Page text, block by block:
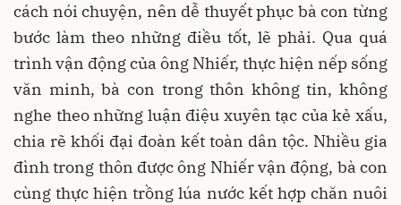
cách nói chuyện, nên dễ thuyết phục bà con từng
bước làm theo những điều tốt, lẽ phải. Qua quá
trình vận động của ông Nhiếr, thực hiện nếp sống
văn minh, bà con trong thôn không tin, không
nghe theo những luận điệu xuyên tạc của kẻ xấu,
chia rẽ khối đại đoàn kết toàn dân tộc. Nhiều gia
đình trong thôn được ông Nhiếr vận động, bà con
cùng thực hiện trồng lúa nước kết hợp chăn nuôi